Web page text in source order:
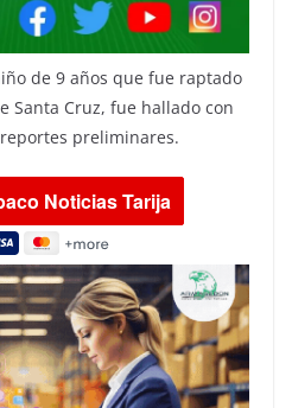
de 9 años que fue raptado
Santa Cruz, fue hallado con
preliminares.